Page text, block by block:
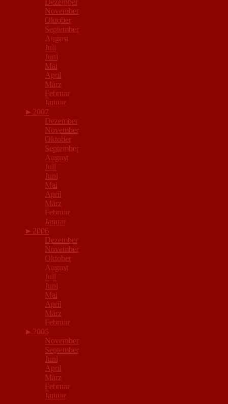
Dezember
November
Oktober
September
August
Juli
Juni
Mai
April
März
Februar
Januar
► 2007
Dezember
November
Oktober
September
August
Juli
Juni
Mai
April
März
Februar
Januar
► 2006
Dezember
November
Oktober
August
Juli
Juni
Mai
April
März
Februar
► 2005
November
September
Juni
April
März
Februar
Januar